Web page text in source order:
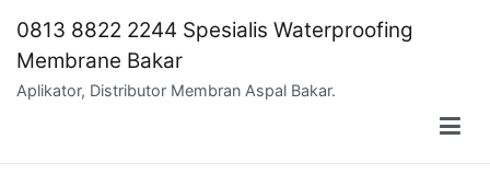
content
0813 8822 2244 Spesialis Waterproofing
Membrane Bakar
Aplikator, Distributor Membran Aspal Bakar.